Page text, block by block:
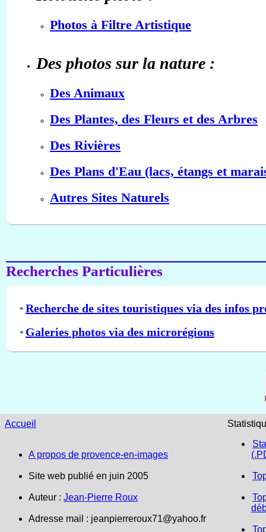
Photos à Filtre Artistique
Des photos sur la nature :
Des Animaux
Des Plantes, des Fleurs et des Arbres
Des Rivières
Des Plans d'Eau (lacs, étangs et
Autres Sites Naturels
Recherches Particulières
* Recherche de sites touristiques via des infos
* Galeries photos via des microrégions
Accueil
A propos de provence-en-images
Site web publié en juin 2005
Auteur : Jean-Pierre Roux
Adresse mail : jeanpierreroux71@yahoo.fr